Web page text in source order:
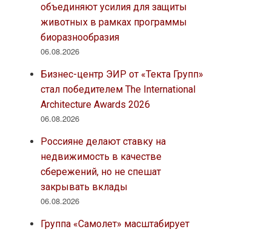
объединяют усилия для защиты
животных в рамках программы
биоразнообразия
06.08.2026
Бизнес-центр ЭИР от «Текта Групп»
стал победителем The International
Architecture Awards 2026
06.08.2026
Россияне делают ставку на
недвижимость в качестве
сбережений, но не спешат
закрывать вклады
06.08.2026
Группа «Самолет» масштабирует